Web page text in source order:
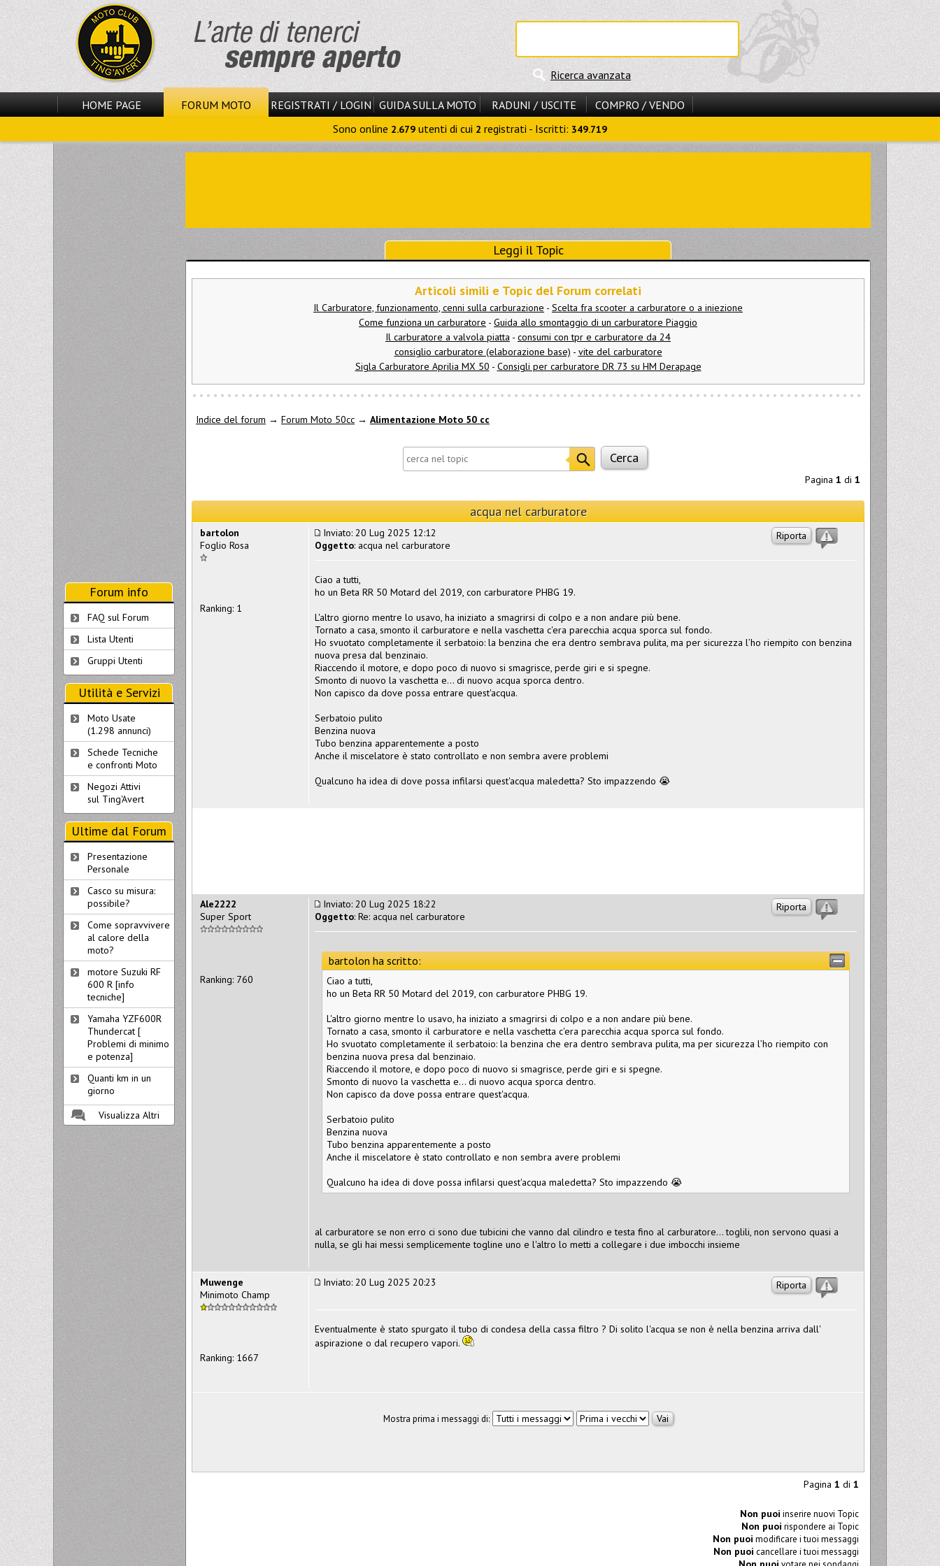
Ricerca avanzata
HOME PAGE FORUM MOTO REGISTRATI / LOGIN GUIDA SULLA MOTO RADUNI / USCITE
COMPRO / VENDO
Sono online 2.679 utenti di cui 2 registrati - Iscritti: 349.719
Leggi il Topic
Articoli simili e Topic del Forum correlati
Il Carburatore, funzionamento, cenni sulla carburazione - Scelta fra scooter a carburatore o a iniezione
Come funziona un carburatore - Guida allo smontaggio di un carburatore Piaggio
Il carburatore a valvola piatta - consumi con tpr e carburatore da 24
consiglio carburatore (elaborazione base) - vite del carburatore
Sigla Carburatore Aprilia MX 50 - Consigli per carburatore DR 73 su HM Derapage
Indice del forum → Forum Moto 50cc → Alimentazione Moto 50 cc
Pagina 1 di 1
acqua nel carburatore
Riporta
Inviato: 20 Lug 2025 12:12
Oggetto: acqua nel carburatore
Ciao a tutti,
ho un Beta RR 50 Motard del 2019, con carburatore PHBG 19.
L'altro giorno mentre lo usavo, ha iniziato a smagrirsi di colpo e a non andare più bene.
Tornato a casa, smonto il carburatore e nella vaschetta c'era parecchia acqua sporca sul fondo.
Ho svuotato completamente il serbatoio: la benzina che era dentro sembrava pulita, ma per sicurezza l’ho riempito con benzina
nuova presa dal benzinaio.
Riaccendo il motore, e dopo poco di nuovo si smagrisce, perde giri e si spegne.
Smonto di nuovo la vaschetta e... di nuovo acqua sporca dentro.
Non capisco da dove possa entrare quest'acqua.
Serbatoio pulito
Benzina nuova
Tubo benzina apparentemente a posto
Anche il miscelatore è stato controllato e non sembra avere problemi
Qualcuno ha idea di dove possa infilarsi quest'acqua maledetta? Sto impazzendo 😭
bartolon
Foglio Rosa
Ranking: 1
Riporta
Inviato: 20 Lug 2025 18:22
Oggetto: Re: acqua nel carburatore
bartolon ha scritto:
Ciao a tutti,
ho un Beta RR 50 Motard del 2019, con carburatore PHBG 19.
L'altro giorno mentre lo usavo, ha iniziato a smagrirsi di colpo e a non andare più bene.
Tornato a casa, smonto il carburatore e nella vaschetta c'era parecchia acqua sporca sul fondo.
Ho svuotato completamente il serbatoio: la benzina che era dentro sembrava pulita, ma per sicurezza l’ho riempito con
benzina nuova presa dal benzinaio.
Riaccendo il motore, e dopo poco di nuovo si smagrisce, perde giri e si spegne.
Smonto di nuovo la vaschetta e... di nuovo acqua sporca dentro.
Non capisco da dove possa entrare quest'acqua.
Serbatoio pulito
Benzina nuova
Tubo benzina apparentemente a posto
Anche il miscelatore è stato controllato e non sembra avere problemi
Qualcuno ha idea di dove possa infilarsi quest'acqua maledetta? Sto impazzendo 😭
al carburatore se non erro ci sono due tubicini che vanno dal cilindro e testa fino al carburatore... toglili, non servono quasi a
nulla, se gli hai messi semplicemente togline uno e l'altro lo metti a collegare i due imbocchi insieme
Ale2222
Super Sport
Ranking: 760
Riporta
Inviato: 20 Lug 2025 20:23
Eventualmente è stato spurgato il tubo di condesa della cassa filtro ? Di solito l'acqua se non è nella benzina arriva dall'
aspirazione o dal recupero vapori.
Muwenge
Minimoto Champ
Ranking: 1667
Mostra prima i messaggi di:
Pagina 1 di 1
Non puoi inserire nuovi Topic
Non puoi rispondere ai Topic
Non puoi modificare i tuoi messaggi
Non puoi cancellare i tuoi messaggi
Forum info
FAQ sul Forum
Lista Utenti
Gruppi Utenti
Utilità e Servizi
Moto Usate
(1.298 annunci)
Schede Tecniche
e confronti Moto
Negozi Attivi
sul Ting'Avert
Ultime dal Forum
Presentazione
Personale
Casco su misura:
possibile?
Come sopravvivere
al calore della
moto?
motore Suzuki RF
600 R [info
tecniche]
Yamaha YZF600R
Thundercat [
Problemi di minimo
e potenza]
Quanti km in un
giorno
Visualizza Altri